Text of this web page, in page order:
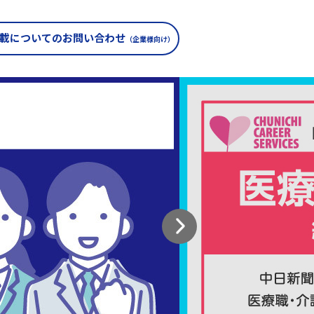
についてのお問い合わせ （企業様向け）